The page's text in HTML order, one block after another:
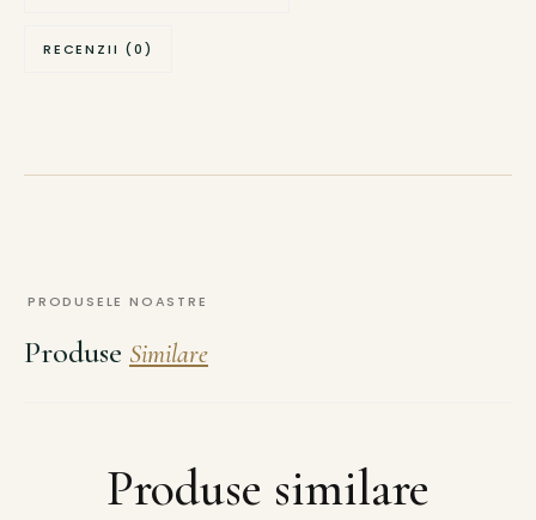
RECENZII (0)
PRODUSELE NOASTRE
Produse Similare
Produse similare